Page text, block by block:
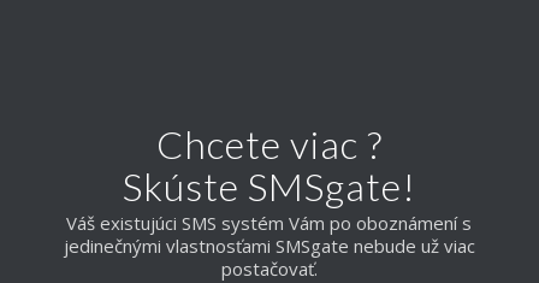
Chcete viac ?
Skúste SMSgate!
Váš existujúci SMS systém Vám po oboznámení s
jedinečnými vlastnosťami SMSgate nebude už viac
postačovať.